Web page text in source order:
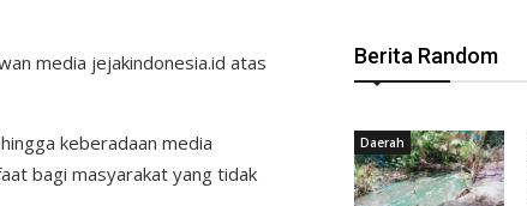
media jejakindonesia.id atas
keberadaan media
bagi masyarakat yang tidak
Berita Random
Daerah